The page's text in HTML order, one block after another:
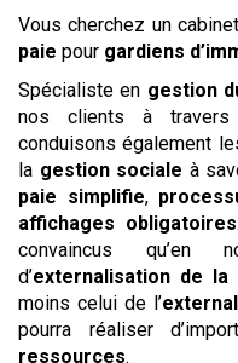
Vous cherchez un
paie pour gardiens
Spécialiste en gestion
nos clients à travers
conduisons également
la gestion sociale à
paie simplifie,
affichages obligatoires
convaincus qu’en
d’externalisation de
moins celui de l’
pourra réaliser
ressources.